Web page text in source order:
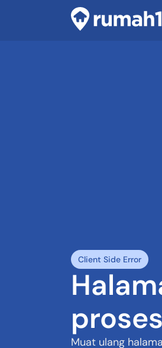
Client Side Error
Muat ulang